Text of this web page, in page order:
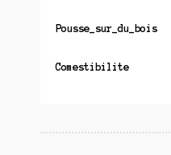
Pousse_sur_du_bois
Comestibilite